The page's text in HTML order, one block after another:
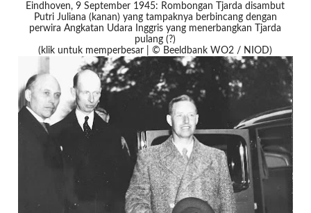
Eindhoven, 9 September 1945: Rombongan Tjarda disambut
Putri Juliana (kanan) yang tampaknya berbincang dengan
perwira Angkatan Udara Inggris yang menerbangkan Tjarda
pulang (?)
(klik untuk memperbesar | © Beeldbank WO2 / NIOD)